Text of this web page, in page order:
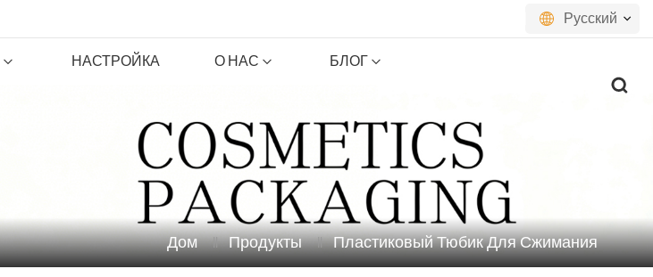
Русский
русский
español
português
НАСТРОЙКА О НАС БЛОГ
Дом Продукты Пластиковый Тюбик Для Сжимания